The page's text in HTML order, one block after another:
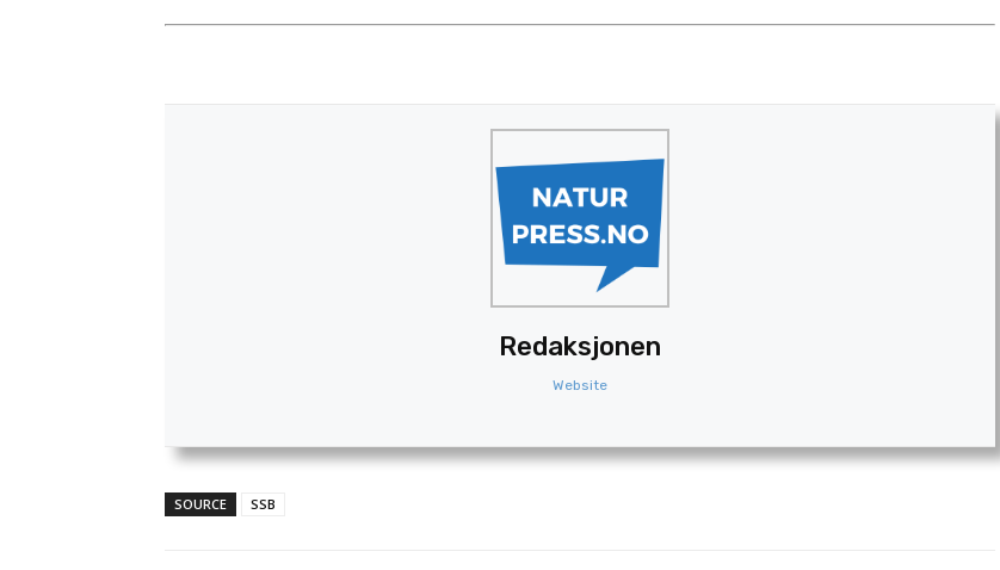
Redaksjonen
Website
SOURCE SSB